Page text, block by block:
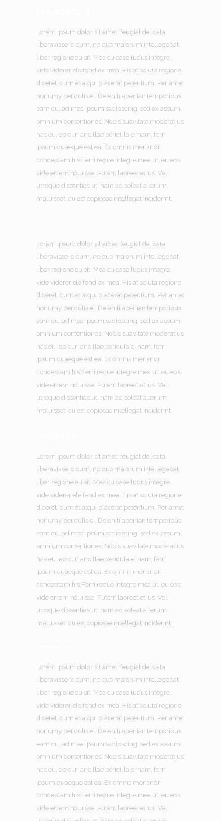
Lorem ipsum dolor sit amet, feugiat delicata
liberavisse id cum, no quo maiorum intellegebat,
liber regione eu sit. Mea cu case ludus integre,
vide viderer eleifend ex mea. His at soluta regione
diceret, cum et atqui placerat petentium. Per amet
nonumy periculis ei. Deleniti apeirian temporibus
eam cu, ad mea ipsum sadipscing, sed ex assum
omnium contentiones. Nobis suavitate moderatius
has eu, epicuri ancillae pericula ei nam, ferri
ipsum quaeque est ea. Ex omnis menandri
conceptam his.Ferri reque integre mea ut, eu eos
vide errem noluisse. Putent laoreet et ius. Vel
utroque dissentias ut, nam ad soleat alterum
maluisset, cu est copiosae intellegat inciderint.
Lorem ipsum dolor sit amet, feugiat delicata
liberavisse id cum, no quo maiorum intellegebat,
liber regione eu sit. Mea cu case ludus integre,
vide viderer eleifend ex mea. His at soluta regione
diceret, cum et atqui placerat petentium. Per amet
nonumy periculis ei. Deleniti apeirian temporibus
eam cu, ad mea ipsum sadipscing, sed ex assum
omnium contentiones. Nobis suavitate moderatius
has eu, epicuri ancillae pericula ei nam, ferri
ipsum quaeque est ea. Ex omnis menandri
conceptam his.Ferri reque integre mea ut, eu eos
vide errem noluisse. Putent laoreet et ius. Vel
utroque dissentias ut, nam ad soleat alterum
maluisset, cu est copiosae intellegat inciderint.
Lorem ipsum dolor sit amet, feugiat delicata
liberavisse id cum, no quo maiorum intellegebat,
liber regione eu sit. Mea cu case ludus integre,
vide viderer eleifend ex mea. His at soluta regione
diceret, cum et atqui placerat petentium. Per amet
nonumy periculis ei. Deleniti apeirian temporibus
eam cu, ad mea ipsum sadipscing, sed ex assum
omnium contentiones. Nobis suavitate moderatius
has eu, epicuri ancillae pericula ei nam, ferri
ipsum quaeque est ea. Ex omnis menandri
conceptam his.Ferri reque integre mea ut, eu eos
vide errem noluisse. Putent laoreet et ius. Vel
utroque dissentias ut, nam ad soleat alterum
maluisset, cu est copiosae intellegat inciderint.
Lorem ipsum dolor sit amet, feugiat delicata
liberavisse id cum, no quo maiorum intellegebat,
liber regione eu sit. Mea cu case ludus integre,
vide viderer eleifend ex mea. His at soluta regione
diceret, cum et atqui placerat petentium. Per amet
nonumy periculis ei. Deleniti apeirian temporibus
eam cu, ad mea ipsum sadipscing, sed ex assum
omnium contentiones. Nobis suavitate moderatius
has eu, epicuri ancillae pericula ei nam, ferri
ipsum quaeque est ea. Ex omnis menandri
conceptam his.Ferri reque integre mea ut, eu eos
vide errem noluisse. Putent laoreet et ius. Vel